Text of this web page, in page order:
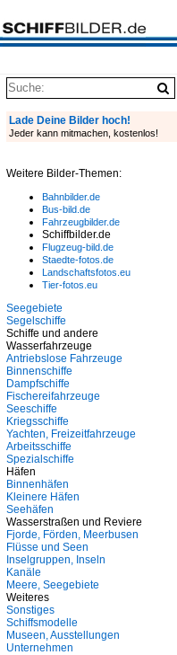
Lade Deine Bilder hoch!
Jeder kann mitmachen, kostenlos!
Weitere Bilder-Themen:
Bahnbilder.de
Bus-bild.de
Fahrzeugbilder.de
Schiffbilder.de
Flugzeug-bild.de
Staedte-fotos.de
Landschaftsfotos.eu
Tier-fotos.eu
Seegebiete
Segelschiffe
Schiffe und andere
Wasserfahrzeuge
Antriebslose Fahrzeuge
Binnenschiffe
Dampfschiffe
Fischereifahrzeuge
Seeschiffe
Kriegsschiffe
Yachten, Freizeitfahrzeuge
Arbeitsschiffe
Spezialschiffe
Häfen
Binnenhäfen
Kleinere Häfen
Seehäfen
Wasserstraßen und Reviere
Fjorde, Förden, Meerbusen
Flüsse und Seen
Inselgruppen, Inseln
Kanäle
Meere, Seegebiete
Weiteres
Sonstiges
Schiffsmodelle
Museen, Ausstellungen
Unternehmen